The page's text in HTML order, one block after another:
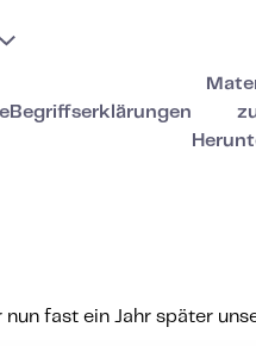
Begriffserklärungen
fast ein Jahr später